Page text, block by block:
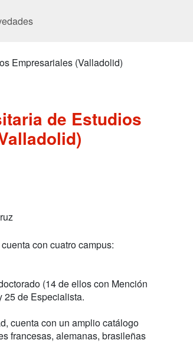
Empresariales (Valladolid)
de Estudios
con cuatro campus:
(14 de ellos con Mención
25 de Especialista.
cuenta con un amplio catálogo
francesas, alemanas, brasileñas